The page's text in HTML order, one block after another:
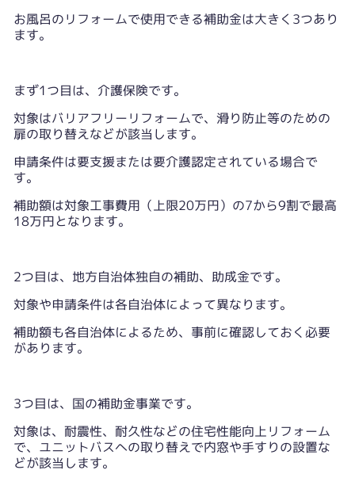
お風呂のリフォームで使用できる補助金は大きく3つあり
ます。
まず1つ目は、介護保険です。
対象はバリアフリーリフォームで、滑り防止等のための
扉の取り替えなどが該当します。
申請条件は要支援または要介護認定されている場合で
す。
補助額は対象工事費用（上限20万円）の7から9割で最高
18万円となります。
2つ目は、地方自治体独自の補助、助成金です。
対象や申請条件は各自治体によって異なります。
補助額も各自治体によるため、事前に確認しておく必要
があります。
3つ目は、国の補助金事業です。
対象は、耐震性、耐久性などの住宅性能向上リフォーム
で、ユニットバスへの取り替えで内窓や手すりの設置な
どが該当します。